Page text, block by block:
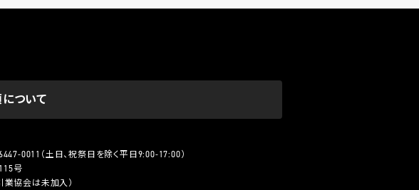
ついて
0011 （土日、祝祭日を除く平日9:00-17:00）
号
協会は未加入）